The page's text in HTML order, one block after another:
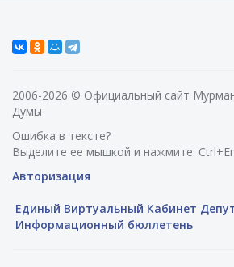
2006-2026 © Официальный сайт
Думы
Ошибка в тексте?
Выделите ее мышкой и нажмите:
Авторизация
Единый Виртуальный Кабинет
Информационный бюллетень